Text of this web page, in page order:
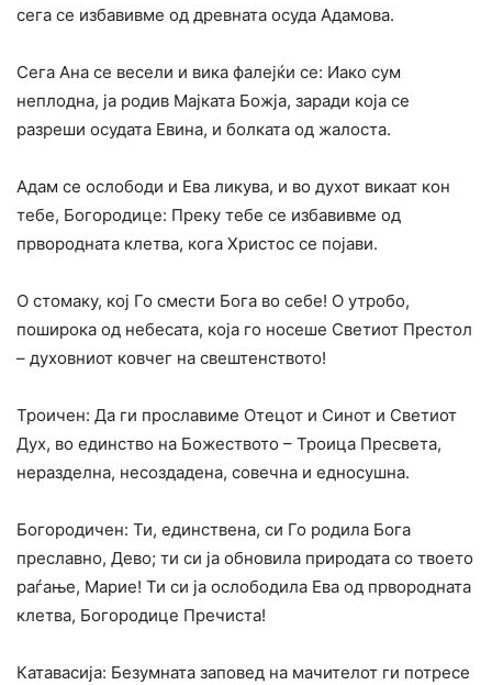
сега се избавивме од древната осуда Адамова.
Сега Ана се весели и вика фалејќи се: Иако сум
неплодна, ја родив Мајката Божја, заради која се
разреши осудата Евина, и болката од жалоста.
Адам се ослободи и Ева ликува, и во духот викаат кон
тебе, Богородице: Преку тебе се избавивме од
првородната клетва, кога Христос се појави.
О стомаку, кој Го смести Бога во себе! О утробо,
поширока од небесата, која го носеше Светиот Престол
– духовниот ковчег на свештенството!
Троичен: Да ги прославиме Отецот и Синот и Светиот
Дух, во единство на Божеството – Троица Пресвета,
неразделна, несоздадена, совечна и едносушна.
Богородичен: Ти, единствена, си Го родила Бога
преславно, Дево; ти си ја обновила природата со твоето
раѓање, Марие! Ти си ја ослободила Ева од првородната
клетва, Богородице Пречиста!
Катавасија: Безумната заповед на мачителот ги потресе